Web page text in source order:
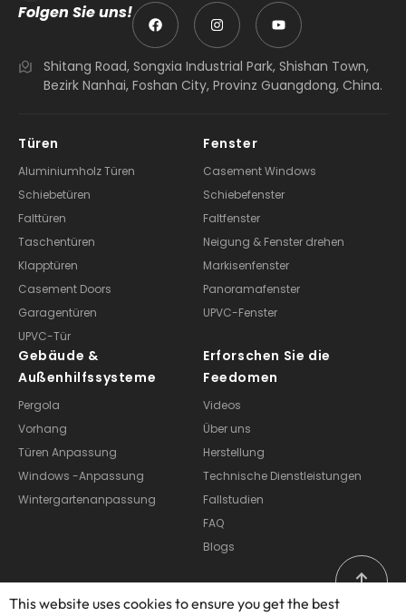
jimmywong@opuomen.com
Shitang Road, Songxia Industrial Park, Shishan Town,
Türen
Aluminiumholz Türen
Schiebetüren
Falttüren
Taschentüren
Klapptüren
Casement Doors
Garagentüren
UPVC-Tür
Fenster
Casement Windows
Schiebefenster
Faltfenster
Neigung & Fenster drehen
Markisenfenster
Panoramafenster
Gebäude &
Außenhilfssysteme
Pergola
Vorhang
Türen Anpassung
Windows -Anpassung
Erforschen Sie die
Feedomen
Videos
Über uns
Herstellung
Technische Dienstleistungen
Fallstudien
FAQ
This website uses cookies to ensure you get the best